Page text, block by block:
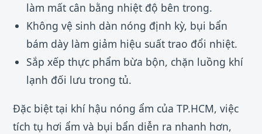
làm mất cân bằng nhiệt độ bên trong.
Không vệ sinh dàn nóng định kỳ, bụi bẩn
bám dày làm giảm hiệu suất trao đổi nhiệt.
Sắp xếp thực phẩm bừa bộn, chặn luồng khí
lạnh đối lưu trong tủ.
Đặc biệt tại khí hậu nóng ẩm của TP.HCM, việc
tích tụ hơi ẩm và bụi bẩn diễn ra nhanh hơn,